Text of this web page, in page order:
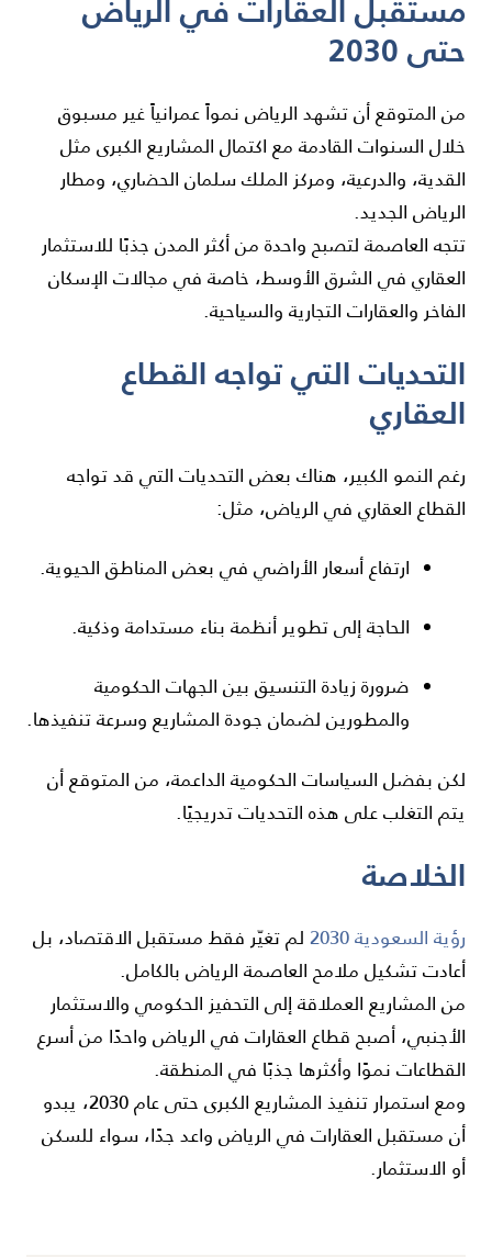
مستقبل العقارات في الرياض
حتى 2030
من المتوقع أن تشهد الرياض نمواً عمرانياً غير مسبوق
خلال السنوات القادمة مع اكتمال المشاريع الكبرى مثل
القدية، والدرعية، ومركز الملك سلمان الحضاري، ومطار
الرياض الجديد.
تتجه العاصمة لتصبح واحدة من أكثر المدن جذبًا للاستثمار
العقاري في الشرق الأوسط، خاصة في مجالات الإسكان
الفاخر والعقارات التجارية والسياحية.
التحديات التي تواجه القطاع
العقاري
رغم النمو الكبير، هناك بعض التحديات التي قد تواجه
القطاع العقاري في الرياض، مثل:
ارتفاع أسعار الأراضي في بعض المناطق الحيوية.
الحاجة إلى تطوير أنظمة بناء مستدامة وذكية.
ضرورة زيادة التنسيق بين الجهات الحكومية
والمطورين لضمان جودة المشاريع وسرعة تنفيذها.
لكن بفضل السياسات الحكومية الداعمة، من المتوقع أن
يتم التغلب على هذه التحديات تدريجيًا.
الخلاصة
رؤية السعودية 2030
لم تغيّر فقط مستقبل الاقتصاد، بل
أعادت تشكيل ملامح العاصمة الرياض بالكامل.
من المشاريع العملاقة إلى التحفيز الحكومي والاستثمار
الأجنبي، أصبح قطاع العقارات في الرياض واحدًا من أسرع
القطاعات نموًا وأكثرها جذبًا في المنطقة.
ومع استمرار تنفيذ المشاريع الكبرى حتى عام 2030، يبدو
أن مستقبل العقارات في الرياض واعد جدًا، سواء للسكن
أو الاستثمار.